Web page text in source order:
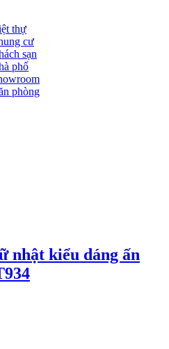
thự
cư
sạn
phố
phòng
nhật kiểu dáng ấn